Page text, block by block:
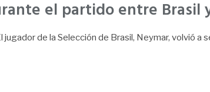
el partido entre Brasil
de la Selección de Brasil, Neymar, volvió